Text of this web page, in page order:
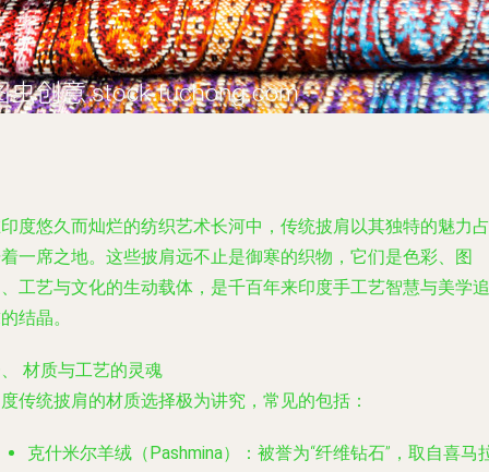
度悠久而灿烂的纺织艺术长河中，传统披肩以其独特的魅力占
一席之地。这些披肩远不止是御寒的织物，它们是色彩、图
工艺与文化的生动载体，是千百年来印度手工艺智慧与美学追
结晶。
材质与工艺的灵魂
传统披肩的材质选择极为讲究，常见的包括：
克什米尔羊绒（Pashmina）
：被誉为“纤维钻石”，取自喜马